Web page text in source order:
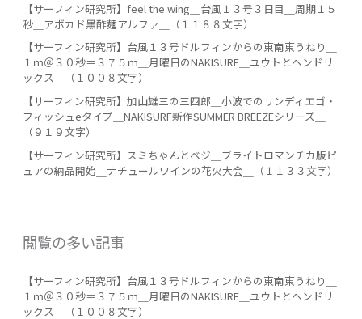
【サーフィン研究所】feel the wing＿台風１３号３日目＿周期１５
秒＿アボカド黒酢麺アルファ＿（１１８８文字）
【サーフィン研究所】台風１３号ドルフィンからの東南東うねり＿
１ｍ＠３０秒＝３７５ｍ＿月曜日のNAKISURF＿ユウトとヘンドリ
ックス＿（１００８文字）
【サーフィン研究所】加山雄三の三四郎＿小波でのサンディエゴ・
フィッシュeタイプ＿NAKISURF新作SUMMER BREEZEシリーズ＿
（９１９文字）
【サーフィン研究所】スミちゃんとベジ＿ブライトロマンチカ版ピ
ュアの納品開始＿ナチュールワインの花火大会＿（１１３３文字）
閲覧の多い記事
【サーフィン研究所】台風１３号ドルフィンからの東南東うねり＿
１ｍ＠３０秒＝３７５ｍ＿月曜日のNAKISURF＿ユウトとヘンドリ
ックス＿（１００８文字）